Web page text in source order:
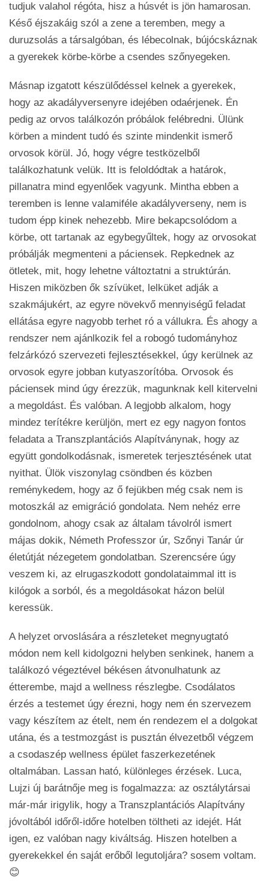
tudjuk valahol régóta, hisz a húsvét is jön hamarosan.
Késő éjszakáig szól a zene a teremben, megy a
duruzsolás a társalgóban, és lébecolnak, bújócskáznak
a gyerekek körbe-körbe a csendes szőnyegeken.
Másnap izgatott készülődéssel kelnek a gyerekek,
hogy az akadályversenyre idejében odaérjenek. Én
pedig az orvos találkozón próbálok felébredni. Ülünk
körben a mindent tudó és szinte mindenkit ismerő
orvosok körül. Jó, hogy végre testközelből
találkozhatunk velük. Itt is feloldódtak a határok,
pillanatra mind egyenlőek vagyunk. Mintha ebben a
teremben is lenne valamiféle akadályverseny, nem is
tudom épp kinek nehezebb. Mire bekapcsolódom a
körbe, ott tartanak az egybegyűltek, hogy az orvosokat
próbálják megmenteni a páciensek. Repkednek az
ötletek, mit, hogy lehetne változtatni a struktúrán.
Hiszen miközben ők szívüket, lelküket adják a
szakmájukért, az egyre növekvő mennyiségű feladat
ellátása egyre nagyobb terhet ró a vállukra. És ahogy a
rendszer nem ajánlkozik fel a robogó tudományhoz
felzárkózó szervezeti fejlesztésekkel, úgy kerülnek az
orvosok egyre jobban kutyaszorítóba. Orvosok és
páciensek mind úgy érezzük, magunknak kell kitervelni
a megoldást. És valóban. A legjobb alkalom, hogy
mindez terítékre kerüljön, mert ez egy nagyon fontos
feladata a Transzplantációs Alapítványnak, hogy az
együtt gondolkodásnak, ismeretek terjesztésének utat
nyithat. Ülök viszonylag csöndben és közben
reménykedem, hogy az ő fejükben még csak nem is
motoszkál az emigráció gondolata. Nem nehéz erre
gondolnom, ahogy csak az általam távolról ismert
májas dokik, Németh Professzor úr, Szőnyi Tanár úr
életútját nézegetem gondolatban. Szerencsére úgy
veszem ki, az elrugaszkodott gondolataimmal itt is
kilógok a sorból, és a megoldásokat házon belül
keressük.
A helyzet orvoslására a részleteket megnyugtató
módon nem kell kidolgozni helyben senkinek, hanem a
találkozó végeztével békésen átvonulhatunk az
étterembe, majd a wellness részlegbe. Csodálatos
érzés a testemet úgy érezni, hogy nem én szervezem
vagy készítem az ételt, nem én rendezem el a dolgokat
utána, és a testmozgást is pusztán élvezetből végzem
a csodaszép wellness épület faszerkezetének
oltalmában. Lassan ható, különleges érzések. Luca,
Lujzi új barátnője meg is fogalmazza: az osztálytársai
már-már irigylik, hogy a Transzplantációs Alapítvány
jóvoltából időről-időre hotelben töltheti az idejét. Hát
igen, ez valóban nagy kiváltság. Hiszen hotelben a
gyerekekkel én saját erőből legutoljára? sosem voltam.
😊